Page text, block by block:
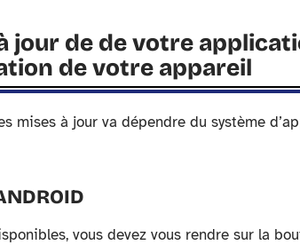
jour de de votre
de votre appareil
mises à jour va dépendre du système
vous devez vous rendre sur la